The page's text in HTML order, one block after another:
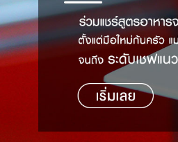
เคล็ดลับน่ารู้
เปรียบเทียบหน่วยการต
เปรียบเทียบอุณหภูมิ
เปรียบเทียบน้ำหนักวัตถุ
ชั่งตวงเนย
FoodPedia
สร้าง Cookbook